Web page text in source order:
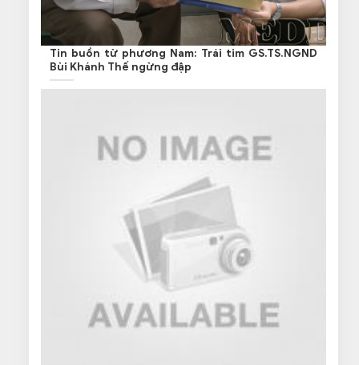
Tin buồn từ phương Nam: Trái tim GS.TS.NGND
Bùi Khánh Thế ngừng đập